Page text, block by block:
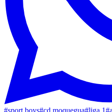
#sport boys#cd moquegua#liga 1#